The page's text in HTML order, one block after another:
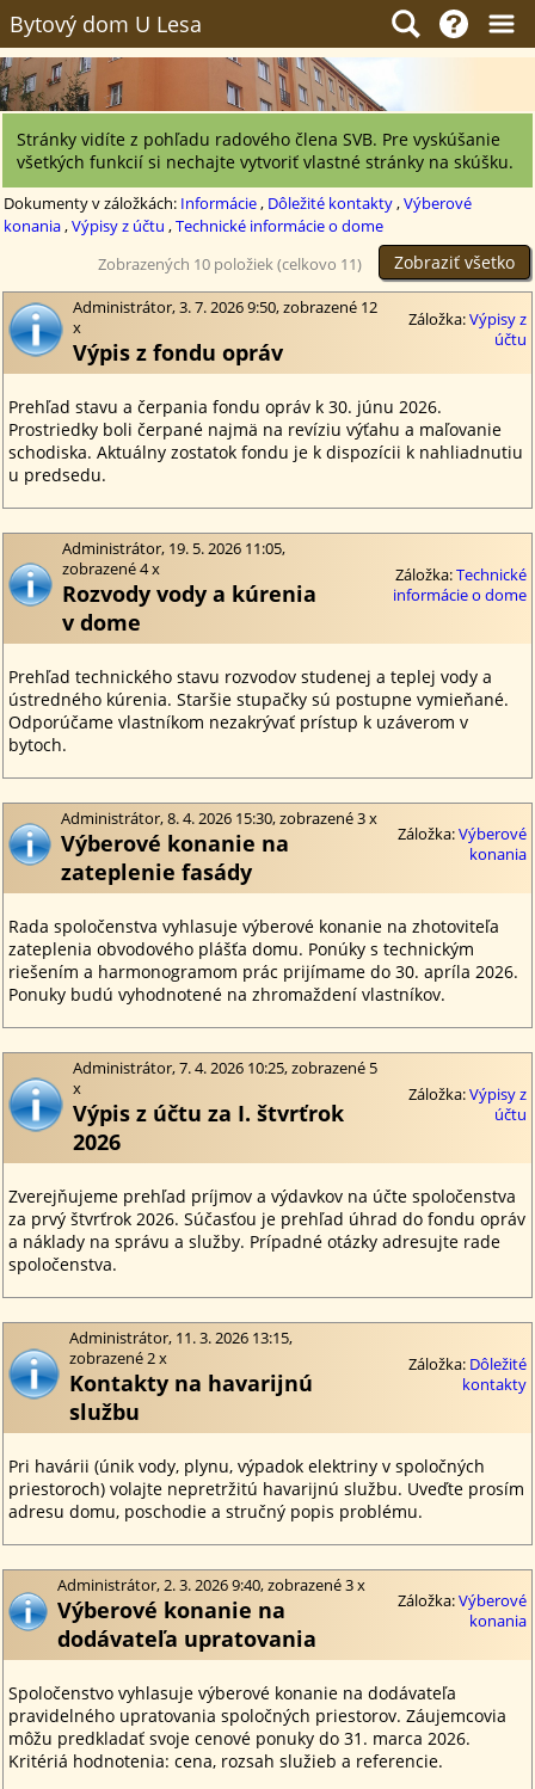
Bytový dom U Lesa
Stránky vidíte z pohľadu radového člena SVB. Pre vyskúšanie
všetkých funkcií si nechajte vytvoriť vlastné stránky na skúšku.
Dokumenty v záložkách: Informácie, Dôležité kontakty,Výberové
konania,Výpisy z účtu ,Technické informácie o dome
Zobrazených 10 položiek (celkovo 11)
Zobraziť všetko
Administrátor, 3. 7. 2026 9:50, zobrazené 12
x
Výpis z fondu opráv
Záložka:Výpisy z
účtu
Prehľad stavu a čerpania fondu opráv k 30. júnu 2026.
Prostriedky boli čerpané najmä na revíziu výťahu a maľovanie
schodiska. Aktuálny zostatok fondu je k dispozícii k nahliadnutiu
u predsedu.
Administrátor, 19. 5. 2026 11:05,
zobrazené 4 x
Rozvody vody a kúrenia
v dome
Záložka:Technické
informácie o dome
Prehľad technického stavu rozvodov studenej a teplej vody a
ústredného kúrenia. Staršie stupačky sú postupne vymieňané.
Odporúčame vlastníkom nezakrývať prístup k uzáverom v
bytoch.
Administrátor, 8. 4. 2026 15:30, zobrazené 3 x
Výberové konanie na
zateplenie fasády
Záložka:Výberové
konania
Rada spoločenstva vyhlasuje výberové konanie na zhotoviteľa
zateplenia obvodového plášťa domu. Ponúky s technickým
riešením a harmonogramom prác prijímame do 30. apríla 2026.
Ponuky budú vyhodnotené na zhromaždení vlastníkov.
Administrátor, 7. 4. 2026 10:25, zobrazené 5
x
Výpis z účtu za I. štvrťrok
2026
Záložka:Výpisy z
účtu
Zverejňujeme prehľad príjmov a výdavkov na účte spoločenstva
za prvý štvrťrok 2026. Súčasťou je prehľad úhrad do fondu opráv
a náklady na správu a služby. Prípadné otázky adresujte rade
spoločenstva.
Administrátor, 11. 3. 2026 13:15,
zobrazené 2 x
Kontakty na havarijnú
službu
Záložka: Dôležité
kontakty
Pri havárii (únik vody, plynu, výpadok elektriny v spoločných
priestoroch) volajte nepretržitú havarijnú službu. Uveďte prosím
adresu domu, poschodie a stručný popis problému.
Administrátor, 2. 3. 2026 9:40, zobrazené 3 x
Výberové konanie na
dodávateľa upratovania
Záložka:Výberové
konania
Spoločenstvo vyhlasuje výberové konanie na dodávateľa
pravidelného upratovania spoločných priestorov. Záujemcovia
môžu predkladať svoje cenové ponuky do 31. marca 2026.
Kritériá hodnotenia: cena, rozsah služieb a referencie.